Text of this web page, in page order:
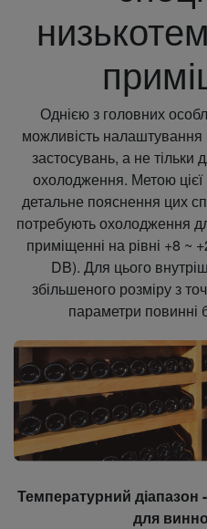
Однією з головних
можливість
застосувань, а не тільки
охолодження. Метою цієї
детальне пояснення цих
потребують охолодження
приміщенні на рівні +8 ~
DB). Для цього
збільшеного розміру з
параметри повинні
Температурний діапазон
для